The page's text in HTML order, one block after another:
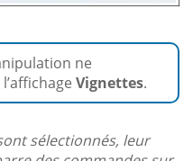
ne
Vignettes.
sélectionnés, leur